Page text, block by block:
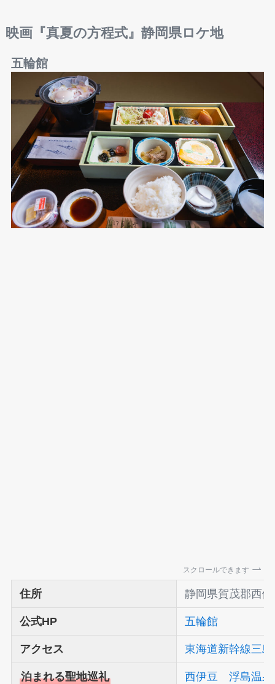
映画『真夏の方程式』 静岡県ロケ地
五輪館
スクロールできます
住所 静岡県賀茂郡西
公式HP 五輪館
アクセス 東海道新幹線三
泊まれる聖地巡礼 西伊豆 浮島温